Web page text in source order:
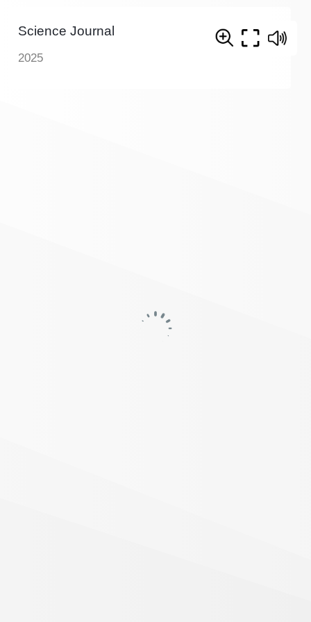
Science Journal
2025